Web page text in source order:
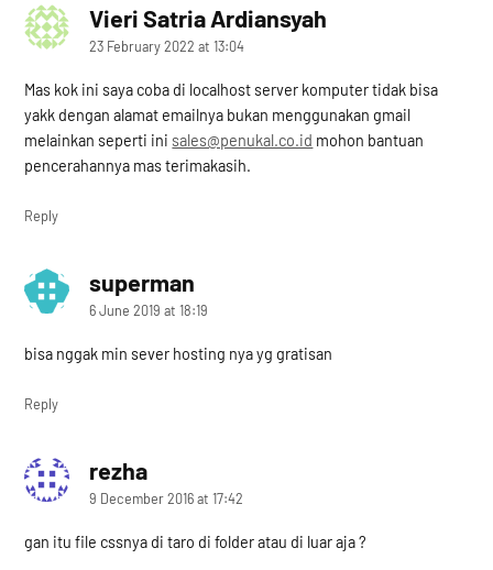
Vieri Satria Ardiansyahsays:
23 February 2022 at 13:04
Mas kok ini saya coba di localhost server komputer tidak bisa
yakk dengan alamat emailnya bukan menggunakan gmail
melainkan seperti ini sales@penukal.co.id mohon bantuan
pencerahannya mas terimakasih.
Reply
supermansays:
6 June 2019 at 18:19
bisa nggak min sever hosting nya yg gratisan
Reply
rezhasays:
9 December 2016 at 17:42
gan itu file cssnya di taro di folder atau di luar aja ?